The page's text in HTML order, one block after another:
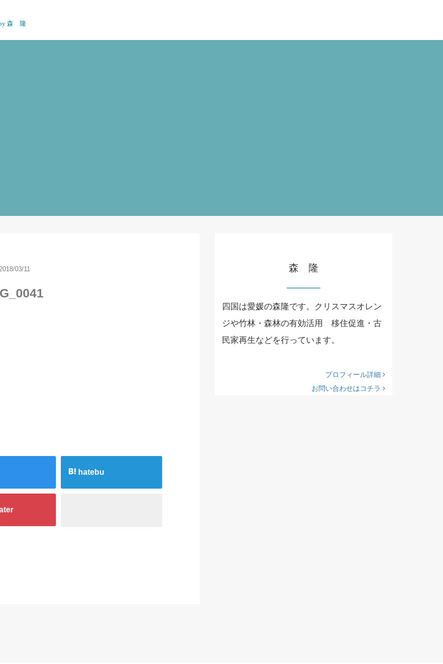
森 隆
03/11
hatebu
森 隆
四国は愛媛の森隆です。クリスマスオレン
ジや竹林・森林の有効活用 移住促進・古
民家再生などを行っています。
プロフィール詳細
お問い合わせはコチラ